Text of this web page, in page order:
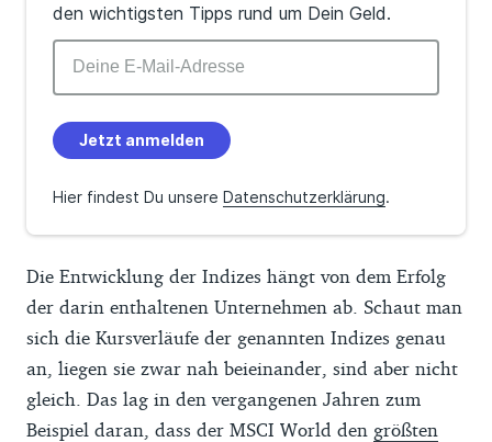
den wichtigsten Tipps rund um Dein Geld.
Jetzt anmelden
Hier findest Du unsere Datenschutzerklärung.
Die Entwicklung der Indizes hängt von dem Erfolg
der darin enthaltenen Unternehmen ab. Schaut man
sich die Kursverläufe der genannten Indizes genau
an, liegen sie zwar nah beieinander, sind aber nicht
gleich. Das lag in den vergangenen Jahren zum
Beispiel daran, dass der MSCI World den größten